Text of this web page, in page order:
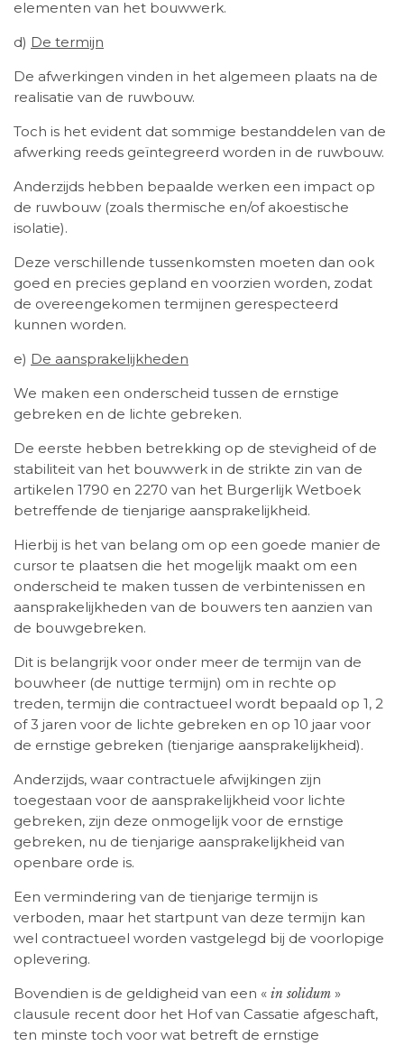
elementen van het bouwwerk.
d) De termijn
De afwerkingen vinden in het algemeen plaats na de
realisatie van de ruwbouw.
Toch is het evident dat sommige bestanddelen van de
afwerking reeds geïntegreerd worden in de ruwbouw.
Anderzijds hebben bepaalde werken een impact op
de ruwbouw (zoals thermische en/of akoestische
isolatie).
Deze verschillende tussenkomsten moeten dan ook
goed en precies gepland en voorzien worden, zodat
de overeengekomen termijnen gerespecteerd
kunnen worden.
e) De aansprakelijkheden
We maken een onderscheid tussen de ernstige
gebreken en de lichte gebreken.
De eerste hebben betrekking op de stevigheid of de
stabiliteit van het bouwwerk in de strikte zin van de
artikelen 1790 en 2270 van het Burgerlijk Wetboek
betreffende de tienjarige aansprakelijkheid.
Hierbij is het van belang om op een goede manier de
cursor te plaatsen die het mogelijk maakt om een
onderscheid te maken tussen de verbintenissen en
aansprakelijkheden van de bouwers ten aanzien van
de bouwgebreken.
Dit is belangrijk voor onder meer de termijn van de
bouwheer (de nuttige termijn) om in rechte op
treden, termijn die contractueel wordt bepaald op 1, 2
of 3 jaren voor de lichte gebreken en op 10 jaar voor
de ernstige gebreken (tienjarige aansprakelijkheid).
Anderzijds, waar contractuele afwijkingen zijn
toegestaan voor de aansprakelijkheid voor lichte
gebreken, zijn deze onmogelijk voor de ernstige
gebreken, nu de tienjarige aansprakelijkheid van
openbare orde is.
Een vermindering van de tienjarige termijn is
verboden, maar het startpunt van deze termijn kan
wel contractueel worden vastgelegd bij de voorlopige
oplevering.
Bovendien is de geldigheid van een « in solidum »
clausule recent door het Hof van Cassatie afgeschaft,
ten minste toch voor wat betreft de ernstige